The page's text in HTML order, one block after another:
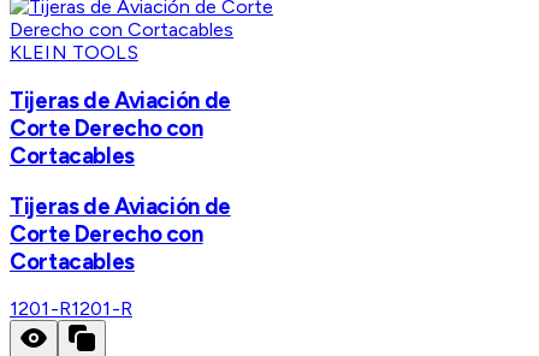
KLEIN TOOLS
Tijeras de Aviación de
Corte Derecho con
Cortacables
Tijeras de Aviación de
Corte Derecho con
Cortacables
1201-R1201-R